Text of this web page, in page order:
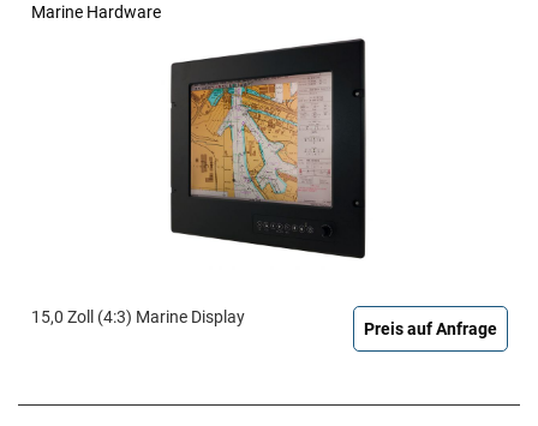
Marine Hardware
15,0 Zoll (4:3) Marine Display
Preis auf Anfrage